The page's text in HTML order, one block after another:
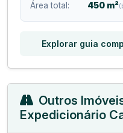
Área total: 450 m²
Explorar guia
Outros
Expedicionário